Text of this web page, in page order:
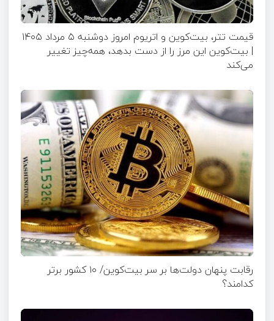
قیمت تتر، بیت‌کوین و اتریوم امروز دوشنبه ۵ مرداد ۱۴۰۵
| بیت‌کوین این مرز را از دست بدهد، همه‌چیز تغییر
می‌کند
رقابت پنهان دولت‌ها بر سر بیت‌کوین/ ۱۰ کشور برتر
کدامند؟